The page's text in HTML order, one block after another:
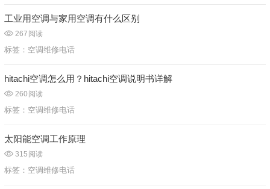
工业用空调与家用空调有什么区别
267 阅读
标签： 空调维修电话
hitachi空调怎么用？hitachi空调说明书详解
260 阅读
标签： 空调维修电话
太阳能空调工作原理
315 阅读
标签： 空调维修电话